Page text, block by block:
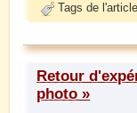
Tags de
Retour
photo »